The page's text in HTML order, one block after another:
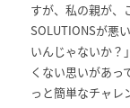
すが、私の親が、
SOLUTIONSが悪
いんじゃないか？
くない思いがあっ
っと簡単なチャレ